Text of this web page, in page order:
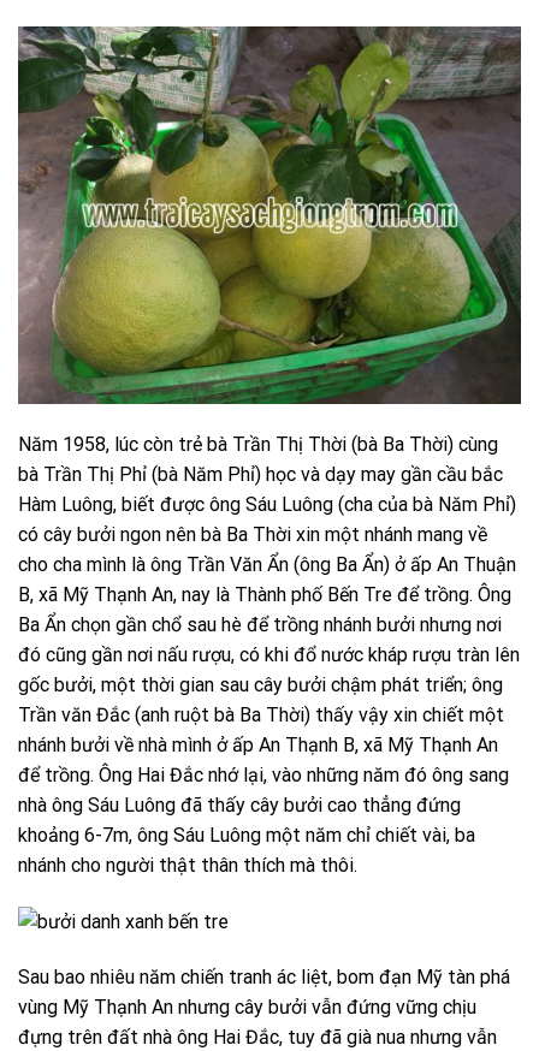
Năm 1958, lúc còn trẻ bà Trần Thị Thời (bà Ba Thời) cùng
bà Trần Thị Phỉ (bà Năm Phỉ) học và dạy may gần cầu bắc
Hàm Luông, biết được ông Sáu Luông (cha của bà Năm Phỉ)
có cây bưởi ngon nên bà Ba Thời xin một nhánh mang về
cho cha mình là ông Trần Văn Ẩn (ông Ba Ẩn) ở ấp An Thuận
B, xã Mỹ Thạnh An, nay là Thành phố Bến Tre để trồng. Ông
Ba Ẩn chọn gần chổ sau hè để trồng nhánh bưởi nhưng nơi
đó cũng gần nơi nấu rượu, có khi đổ nước kháp rượu tràn lên
gốc bưởi, một thời gian sau cây bưởi chậm phát triển; ông
Trần văn Đắc (anh ruột bà Ba Thời) thấy vậy xin chiết một
nhánh bưởi về nhà mình ở ấp An Thạnh B, xã Mỹ Thạnh An
để trồng. Ông Hai Đắc nhớ lại, vào những năm đó ông sang
nhà ông Sáu Luông đã thấy cây bưởi cao thẳng đứng
khoảng 6-7m, ông Sáu Luông một năm chỉ chiết vài, ba
nhánh cho người thật thân thích mà thôi.
Sau bao nhiêu năm chiến tranh ác liệt, bom đạn Mỹ tàn phá
vùng Mỹ Thạnh An nhưng cây bưởi vẫn đứng vững chịu
đựng trên đất nhà ông Hai Đắc, tuy đã già nua nhưng vẫn